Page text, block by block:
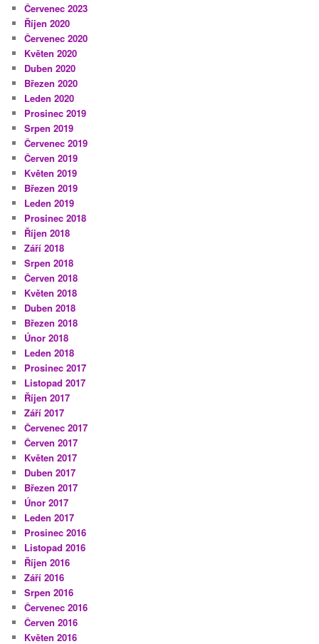
Červenec 2023
Říjen 2020
Červenec 2020
Květen 2020
Duben 2020
Březen 2020
Leden 2020
Prosinec 2019
Srpen 2019
Červenec 2019
Červen 2019
Květen 2019
Březen 2019
Leden 2019
Prosinec 2018
Říjen 2018
Září 2018
Srpen 2018
Červen 2018
Květen 2018
Duben 2018
Březen 2018
Únor 2018
Leden 2018
Prosinec 2017
Listopad 2017
Říjen 2017
Září 2017
Červenec 2017
Červen 2017
Květen 2017
Duben 2017
Březen 2017
Únor 2017
Leden 2017
Prosinec 2016
Listopad 2016
Říjen 2016
Září 2016
Srpen 2016
Červenec 2016
Červen 2016
Květen 2016